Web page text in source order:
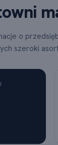
o
szeroki